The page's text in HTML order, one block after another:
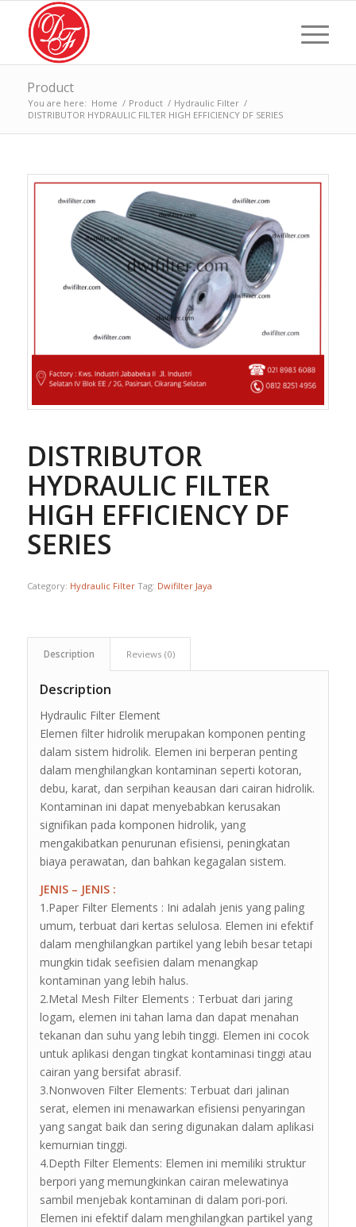
Product
You are here: Home / Product / Hydraulic Filter /
DISTRIBUTOR HYDRAULIC FILTER HIGH EFFICIENCY DF SERIES
DISTRIBUTOR
HYDRAULIC FILTER
HIGH EFFICIENCY DF
SERIES
Category: Hydraulic Filter Tag: Dwifilter Jaya
Description Reviews (0)
Description
Hydraulic Filter Element
Elemen filter hidrolik merupakan komponen penting
dalam sistem hidrolik. Elemen ini berperan penting
dalam menghilangkan kontaminan seperti kotoran,
debu, karat, dan serpihan keausan dari cairan hidrolik.
Kontaminan ini dapat menyebabkan kerusakan
signifikan pada komponen hidrolik, yang
mengakibatkan penurunan efisiensi, peningkatan
biaya perawatan, dan bahkan kegagalan sistem.
JENIS – JENIS :
1.Paper Filter Elements : Ini adalah jenis yang paling
umum, terbuat dari kertas selulosa. Elemen ini efektif
dalam menghilangkan partikel yang lebih besar tetapi
mungkin tidak seefisien dalam menangkap
kontaminan yang lebih halus.
2.Metal Mesh Filter Elements : Terbuat dari jaring
logam, elemen ini tahan lama dan dapat menahan
tekanan dan suhu yang lebih tinggi. Elemen ini cocok
untuk aplikasi dengan tingkat kontaminasi tinggi atau
cairan yang bersifat abrasif.
3.Nonwoven Filter Elements: Terbuat dari jalinan
serat, elemen ini menawarkan efisiensi penyaringan
yang sangat baik dan sering digunakan dalam aplikasi
kemurnian tinggi.
4.Depth Filter Elements: Elemen ini memiliki struktur
berpori yang memungkinkan cairan melewatinya
sambil menjebak kontaminan di dalam pori-pori.
Elemen ini efektif dalam menghilangkan partikel yang